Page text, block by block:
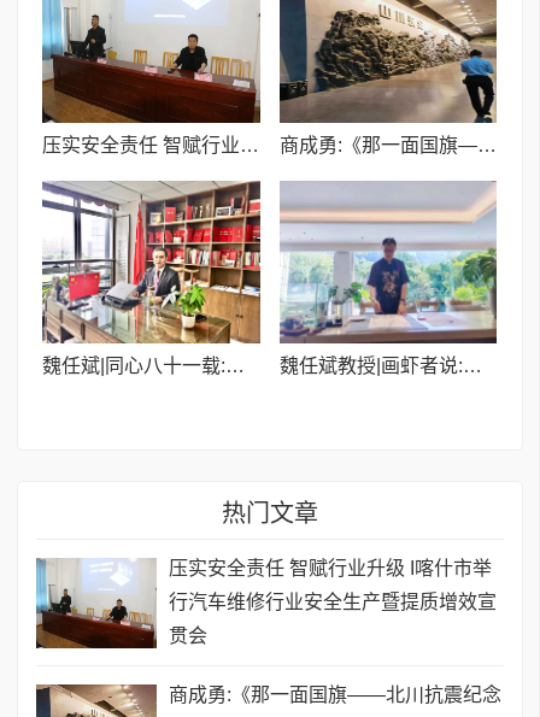
压实安全责任 智赋行业升级 I喀什市举行汽车维修行业安全生产暨提质增效宣贯会 商成勇:《那一面国旗——北川抗震纪念馆广场记》
魏任斌|同心八十一载:民建与中国共产党合作的历史逻辑与时代新命 魏任斌教授|画虾者说:十年磨一“虾”,为时代而歌
热门文章
压实安全责任 智赋行业升级 I喀什市举
行汽车维修行业安全生产暨提质增效宣
贯会
商成勇:《那一面国旗——北川抗震纪念